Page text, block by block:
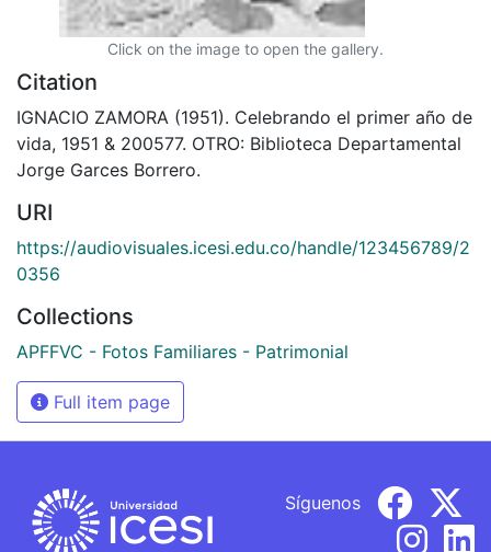
Click on the image to open the gallery.
Citation
IGNACIO ZAMORA (1951). Celebrando el primer año de
vida, 1951 & 200577. OTRO: Biblioteca Departamental
Jorge Garces Borrero.
URI
https://audiovisuales.icesi.edu.co/handle/123456789/2
0356
Collections
APFFVC - Fotos Familiares - Patrimonial
Full item page
Síguenos